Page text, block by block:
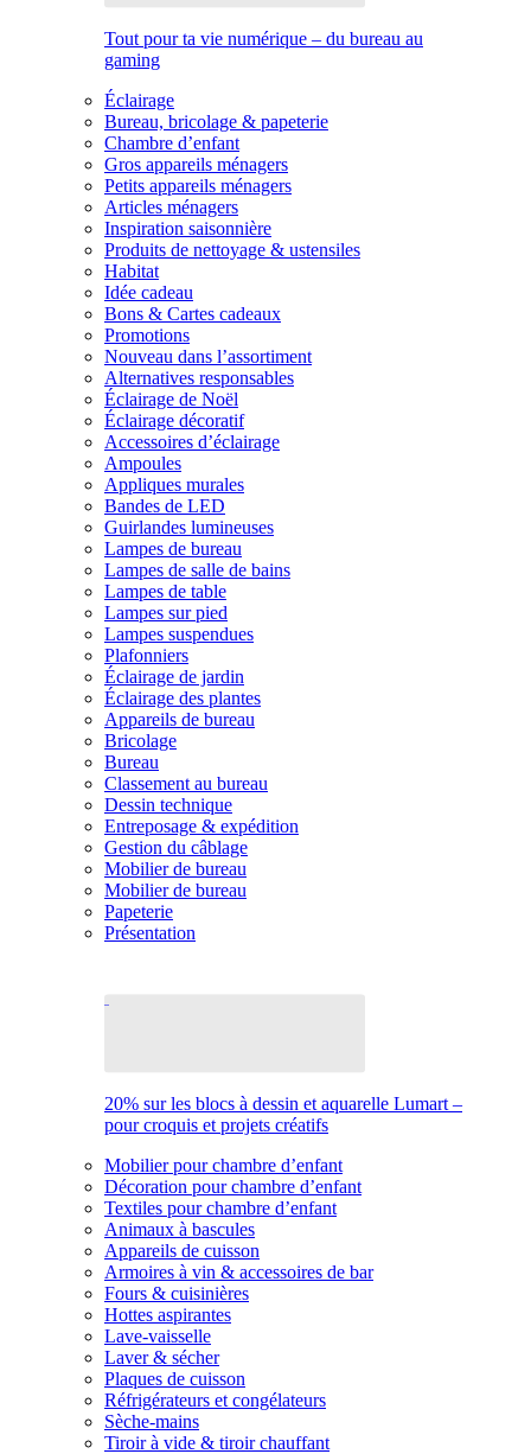
Tout pour ta vie numérique – du bureau au
gaming
Éclairage
Bureau, bricolage & papeterie
Chambre d’enfant
Gros appareils ménagers
Petits appareils ménagers
Articles ménagers
Inspiration saisonnière
Produits de nettoyage & ustensiles
Habitat
Idée cadeau
Bons & Cartes cadeaux
Promotions
Nouveau dans l’assortiment
Alternatives responsables
Éclairage de Noël
Éclairage décoratif
Accessoires d’éclairage
Ampoules
Appliques murales
Bandes de LED
Guirlandes lumineuses
Lampes de bureau
Lampes de salle de bains
Lampes de table
Lampes sur pied
Lampes suspendues
Plafonniers
Éclairage de jardin
Éclairage des plantes
Appareils de bureau
Bricolage
Bureau
Classement au bureau
Dessin technique
Entreposage & expédition
Gestion du câblage
Mobilier de bureau
Mobilier de bureau
Papeterie
Présentation
20% sur les blocs à dessin et aquarelle Lumart –
pour croquis et projets créatifs
Mobilier pour chambre d’enfant
Décoration pour chambre d’enfant
Textiles pour chambre d’enfant
Animaux à bascules
Appareils de cuisson
Armoires à vin & accessoires de bar
Fours & cuisinières
Hottes aspirantes
Lave-vaisselle
Laver & sécher
Plaques de cuisson
Réfrigérateurs et congélateurs
Sèche-mains
Tiroir à vide & tiroir chauffant